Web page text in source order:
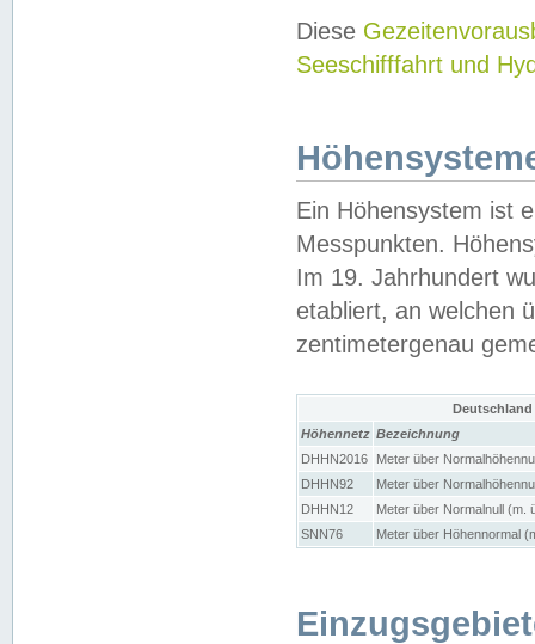
Diese
Seeschifffahrt und
Ein Höhensystem ist
Messpunkten.
Im 19. Jahrhundert
etabliert, an welchen
zentimetergenau
Höhennetz Bezeichnung
DHHN2016
Meter über
DHHN92
Meter über
DHHN12
Meter über Normalnull (m.
SNN76
Meter über Höhennormal